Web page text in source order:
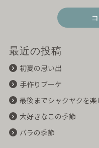
最近の投稿
初夏の思い出
手作りブーケ
最後までシャクヤクを楽
大好きなこの季節
バラの季節